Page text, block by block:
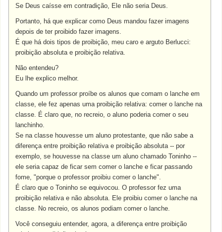
Se Deus caísse em contradição, Ele não seria Deus.
Portanto, há que explicar como Deus mandou fazer imagens
depois de ter proibido fazer imagens.
É que há dois tipos de proibição, meu caro e arguto Berlucci:
proibição absoluta e proibição relativa.
Não entendeu?
Eu lhe explico melhor.
Quando um professor proíbe os alunos que comam o lanche em
classe, ele fez apenas uma proibição relativa: comer o lanche na
classe. É claro que, no recreio, o aluno poderia comer o seu
lanchinho.
Se na classe houvesse um aluno protestante, que não sabe a
diferença entre proibição relativa e proibição absoluta -- por
exemplo, se houvesse na classe um aluno chamado Toninho --
ele seria capaz de ficar sem comer o lanche e ficar passando
fome, "porque o professor proibiu comer o lanche".
É claro que o Toninho se equivocou. O professor fez uma
proibição relativa e não absoluta. Ele proibiu comer o lanche na
classe. No recreio, os alunos podiam comer o lanche.
Você conseguiu entender, agora, a diferença entre proibição